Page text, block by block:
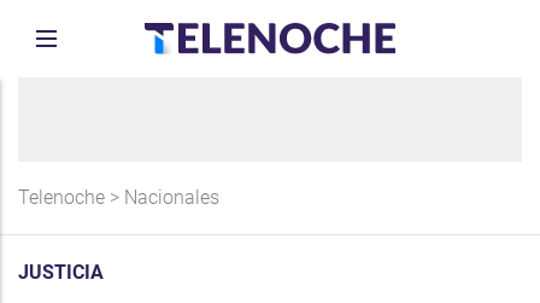
Telenoche > Nacionales
JUSTICIA